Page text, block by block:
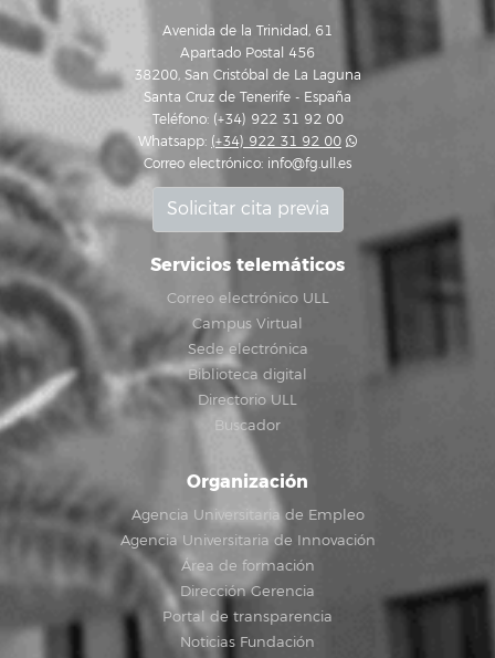
Avenida de la Trinidad, 61
Apartado Postal 456
38200, San Cristóbal de La Laguna
Santa Cruz de Tenerife - España
Teléfono: (+34) 922 31 92 00
Whatsapp: (+34) 922 31 92 00
Correo electrónico: info@fg.ull.es
Solicitar cita previa
Servicios telemáticos
Correo electrónico ULL
Campus Virtual
Sede electrónica
Biblioteca digital
Directorio ULL
Buscador
Organización
Agencia Universitaria de Empleo
Agencia Universitaria de Innovación
Área de formación
Dirección Gerencia
Portal de transparencia
Noticias Fundación